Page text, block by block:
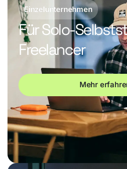
Einzelunternehmen
Für Solo-
Freelancer
Mehr